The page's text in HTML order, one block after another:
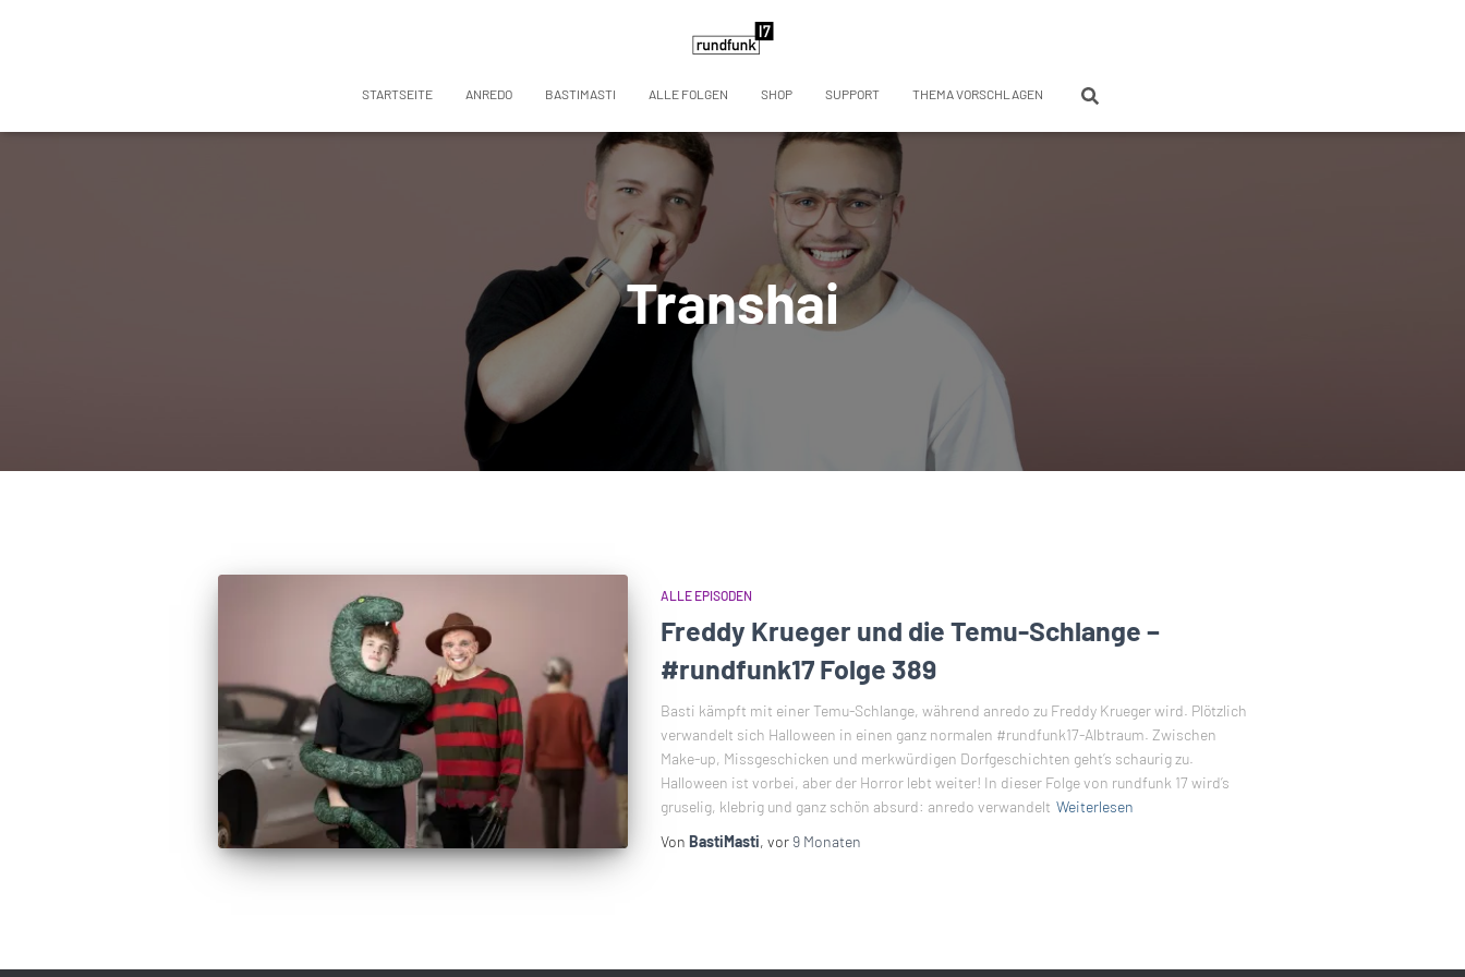
STARTSEITE ANREDO BASTIMASTI ALLE FOLGEN SHOP SUPPORT THEMA VORSCHLAGEN
Transhai
ALLE EPISODEN
Freddy Krueger und die Temu-Schlange –
#rundfunk17 Folge 389
Basti kämpft mit einer Temu-Schlange, während anredo zu Freddy Krueger wird. Plötzlich
verwandelt sich Halloween in einen ganz normalen #rundfunk17-Albtraum. Zwischen
Make-up, Missgeschicken und merkwürdigen Dorfgeschichten geht’s schaurig zu.
Halloween ist vorbei, aber der Horror lebt weiter! In dieser Folge von rundfunk 17 wird’s
gruselig, klebrig und ganz schön absurd: anredo verwandelt Weiterlesen
Von BastiMasti, vor 9 Monaten